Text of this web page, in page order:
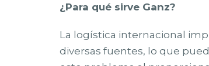
¿Para qué sirve Ganz?
La logística internacional
diversas fuentes, lo que